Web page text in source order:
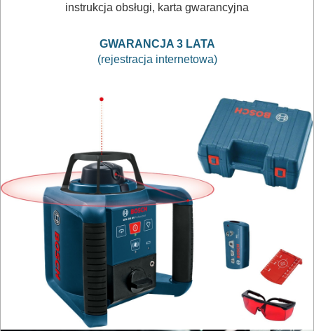
PNEUMATYCZNE
AKCESORIA
KOMPRESORY
SPAWALNICTWO
URZĄDZENIA
ROZRUCHOWE
PROSTOWNIKI
OSPRZĘT
AGREGATY
PRĄDOWE
instrukcja obsługi, karta gwarancyjna
GWARANCJA 3 LATA
(rejestracja internetowa)